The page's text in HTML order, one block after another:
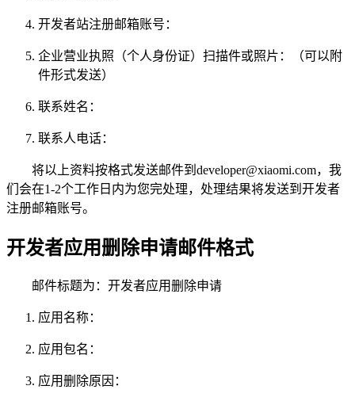
开发者站注册邮箱账号：
企业营业执照（个人身份证）扫描件或照片：（可以附
件形式发送）
联系姓名：
联系人电话：
将以上资料按格式发送邮件到developer@xiaomi.com，我
们会在1-2个工作日内为您完处理，处理结果将发送到开发者
注册邮箱账号。
开发者应用删除申请邮件格式
邮件标题为：开发者应用删除申请
应用名称：
应用包名：
应用删除原因：